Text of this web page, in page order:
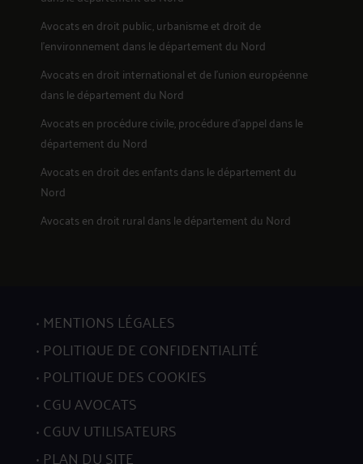
Avocats en droit public, urbanisme et droit de
l'environnement dans le département du Nord
Avocats en droit international et de l'union européenne
dans le département du Nord
Avocats en procédure civile, procédure d'appel dans le
département du Nord
Avocats en droit des enfantsdans le département du
Nord
Avocats en droit rural dans le département du Nord
MENTIONS LÉGALES
POLITIQUE DE CONFIDENTIALITÉ
POLITIQUE DES COOKIES
CGU AVOCATS
CGUV UTILISATEURS
PLAN DU SITE